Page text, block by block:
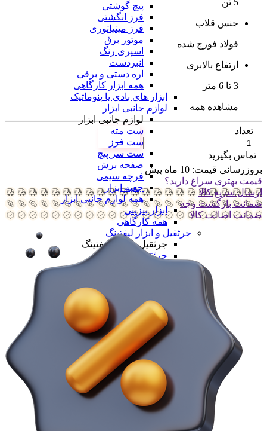
پیچ گوشتی
فرز انگشتی
فرز مینیاتوری
موتور برق
اسپری رنگ
انبردست
اره دستی و برقی
همه ابزار کارگاهی
ابزار های بادی یا پنوماتیک
لوازم جانبی ابزار
لوازم جانبی ابزار
ست مته
ست فرز
ست سر پیچ
صفحه برش
فرچه سیمی
جعبه ابزار
همه لوازم جانبی ابزار
ابزار بنزینی
همه کارگاهی
جرثقیل و ابزار لیفتینگ
جرثقیل و ابزار لیفتینگ
جرثقیل بادی
جرثقیل ضد انفجار
جرثقیل برجی
جرثقیل بازویی
جرثقیل دروازه ای
جرثقیل ماشینی
جرثقیل سقفی
همه جرثقیل و ابزار لیفتینگ
دستگاه های تولید
دستگاه های تولید
دستگاه های تولید سلولزی
دستگاه های تولید سلولزی
خط تولید دستمال کاغذی
جنس قلاب
فولاد فورج شده
ارتفاع بالابری
3 تا 6 متر
مشاهده همه
تعداد
تماس بگیرید
بروزرسانی قیمت: 10 ماه پیش
قیمت بهتری سراغ دارید؟
ارسال سریع کالا
ضمانت بازگشت وجه
ضمانت اضالت کالا